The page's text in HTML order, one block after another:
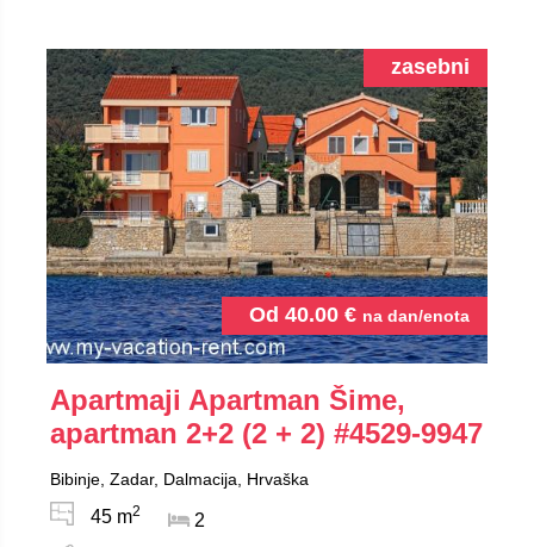
Od 40.00 € na dan/enota
zasebni
Apartmaji Apartman Šime,
apartman 2+2 (2 + 2) #4529-9947
Bibinje, Zadar, Dalmacija, Hrvaška
45 m2
2